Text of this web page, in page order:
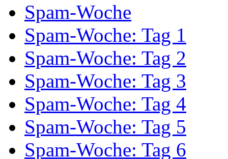
Spam-Woche
Spam-Woche: Tag 1
Spam-Woche: Tag 2
Spam-Woche: Tag 3
Spam-Woche: Tag 4
Spam-Woche: Tag 5
Spam-Woche: Tag 6